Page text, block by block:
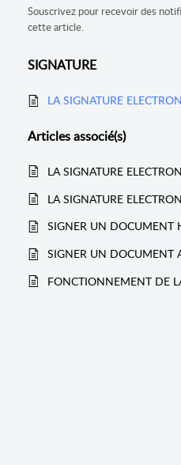
Souscrivez pour recevoir des
cette article.
SIGNATURE
Articlesassocié(s)